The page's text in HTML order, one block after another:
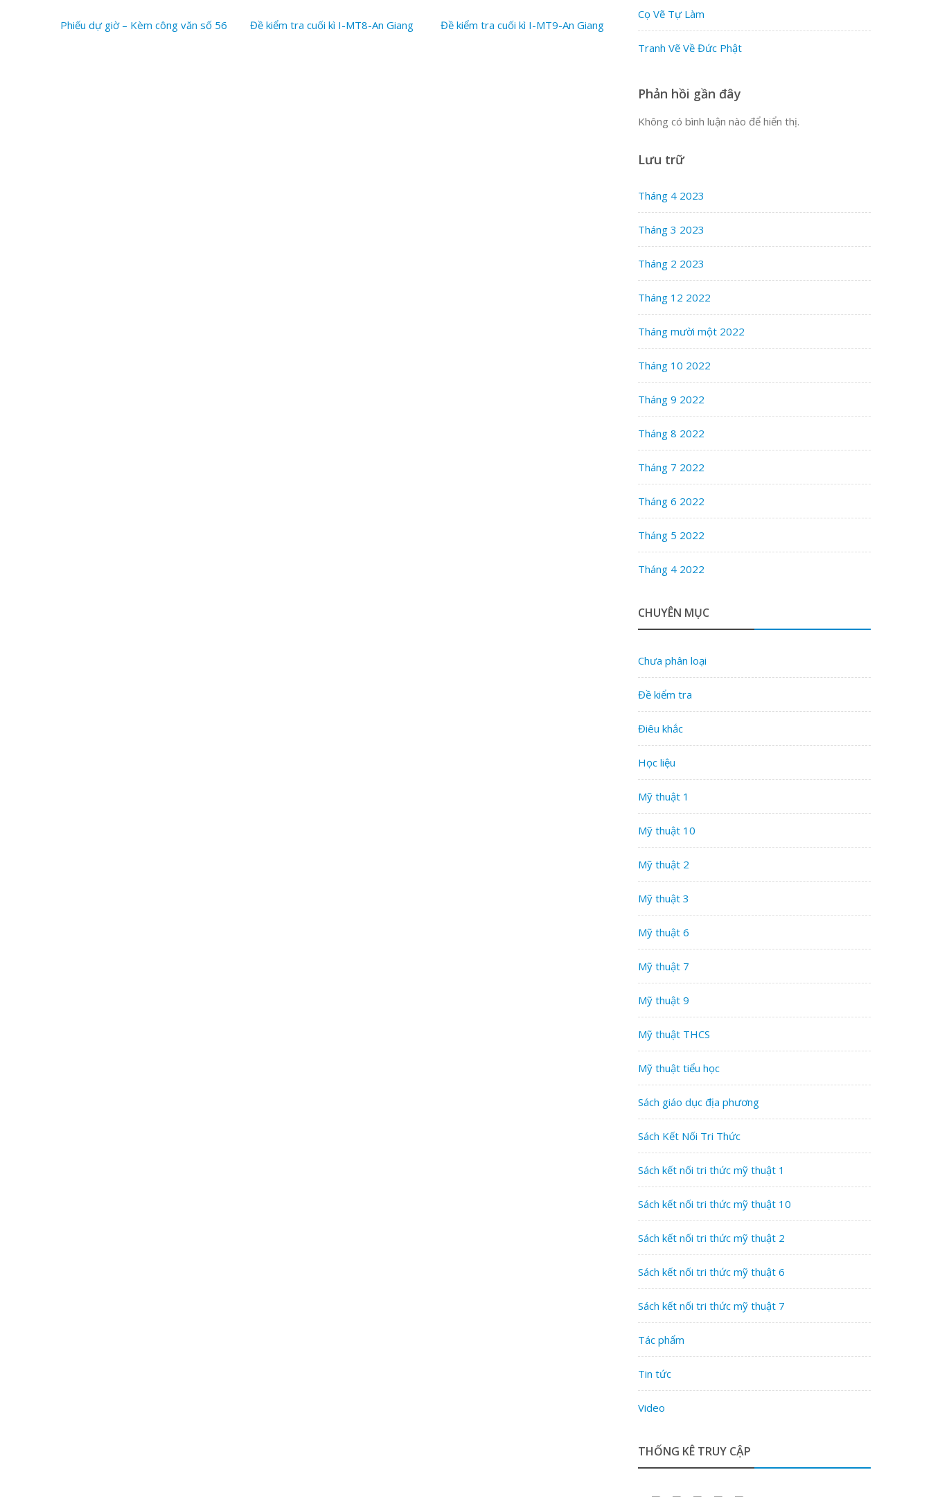
Phiếu dự giờ – Kèm công văn số 56 Đề kiểm tra cuối kì I-MT8-An Giang Đề kiểm tra cuối kì I-MT9-An Giang
Cọ Vẽ Tự Làm
Tranh Vẽ Về Đức Phật
Phản hồi gần đây
Không có bình luận nào để hiển thị.
Lưu trữ
Tháng 4 2023
Tháng 3 2023
Tháng 2 2023
Tháng 12 2022
Tháng mười một 2022
Tháng 10 2022
Tháng 9 2022
Tháng 8 2022
Tháng 7 2022
Tháng 6 2022
Tháng 5 2022
Tháng 4 2022
CHUYÊN MỤC
Chưa phân loại
Đề kiểm tra
Điêu khắc
Học liệu
Mỹ thuật 1
Mỹ thuật 10
Mỹ thuật 2
Mỹ thuật 3
Mỹ thuật 6
Mỹ thuật 7
Mỹ thuật 9
Mỹ thuật THCS
Mỹ thuật tiểu học
Sách giáo dục địa phương
Sách Kết Nối Tri Thức
Sách kết nối tri thức mỹ thuật 1
Sách kết nối tri thức mỹ thuật 10
Sách kết nối tri thức mỹ thuật 2
Sách kết nối tri thức mỹ thuật 6
Sách kết nối tri thức mỹ thuật 7
Tác phẩm
Tin tức
Video
THỐNG KÊ TRUY CẬP